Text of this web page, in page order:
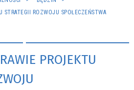
STRATEGII ROZWOJU SPOŁECZEŃSTWA
PROJEKTU